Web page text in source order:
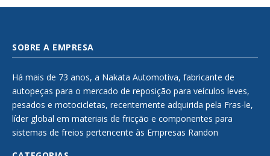
SOBRE A EMPRESA
Há mais de 73 anos, a Nakata Automotiva, fabricante de
autopeças para o mercado de reposição para veículos leves,
pesados e motocicletas, recentemente adquirida pela Fras-le,
líder global em materiais de fricção e componentes para
sistemas de freios pertencente às Empresas Randon